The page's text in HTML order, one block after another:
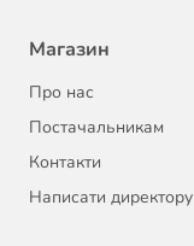
Магазин
Про нас
Постачальникам
Контакти
Написати директору